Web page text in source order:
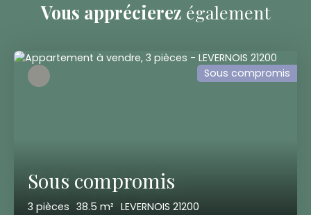
Vous apprécierez également
Sous compromis
3 pièces 38.5 m² LEVERNOIS 21200
Sous compromis